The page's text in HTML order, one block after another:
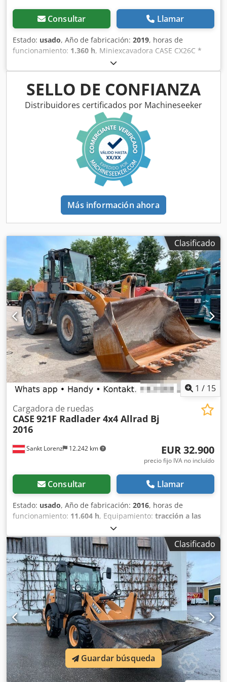
Consultar Llamar
Estado: usado, Año de fabricación: 2019, horas de
funcionamiento: 1.360 h, Miniexcavadora CASE CX26C *
Año de fabricación: 2019 Crodpfx Aeurfkcob Njf * 1360 BS,
i * Calefacción * Aire acondicionado * Orugas de goma *
Hoja excavadora * Enganche rápido
SELLO DE CONFIANZA
Distribuidores certificados por Machineseeker
Más información ahora
Clasificado
1 / 15
Sankt Lorenz 12.242 km
Cargadora de ruedas
CASE 921F Radlader 4x4 Allrad Bj
2016
EUR 32.900
precio fijo IVA no incluído
Consultar Llamar
Estado: usado, Año de fabricación: 2016, horas de
funcionamiento: 11.604 h, Equipamiento: tracción a las
, Llamar (Contacto · Teléfono · Móvil ·
WhatsApp) Crjdpfxekq Amfj Ab Nef * Cargadora de ruedas
Case 921F 4x4 con tracción total * Calefacción / Aire
acondicionado * Año de fabricación: 2016 * Número de
identificación del vehículo (VIN): FNH921F1NGHE12139 *
Potencia: 190 kW * Peso en vacío: 19680 kg * Peso total:
21600 kg * Horas de uso: 11604 * Disponibles 3 unidades *
Precio bajo consulta * Toda la información proporcionada
no es vinculante.
Clasificado
Guardar búsqueda